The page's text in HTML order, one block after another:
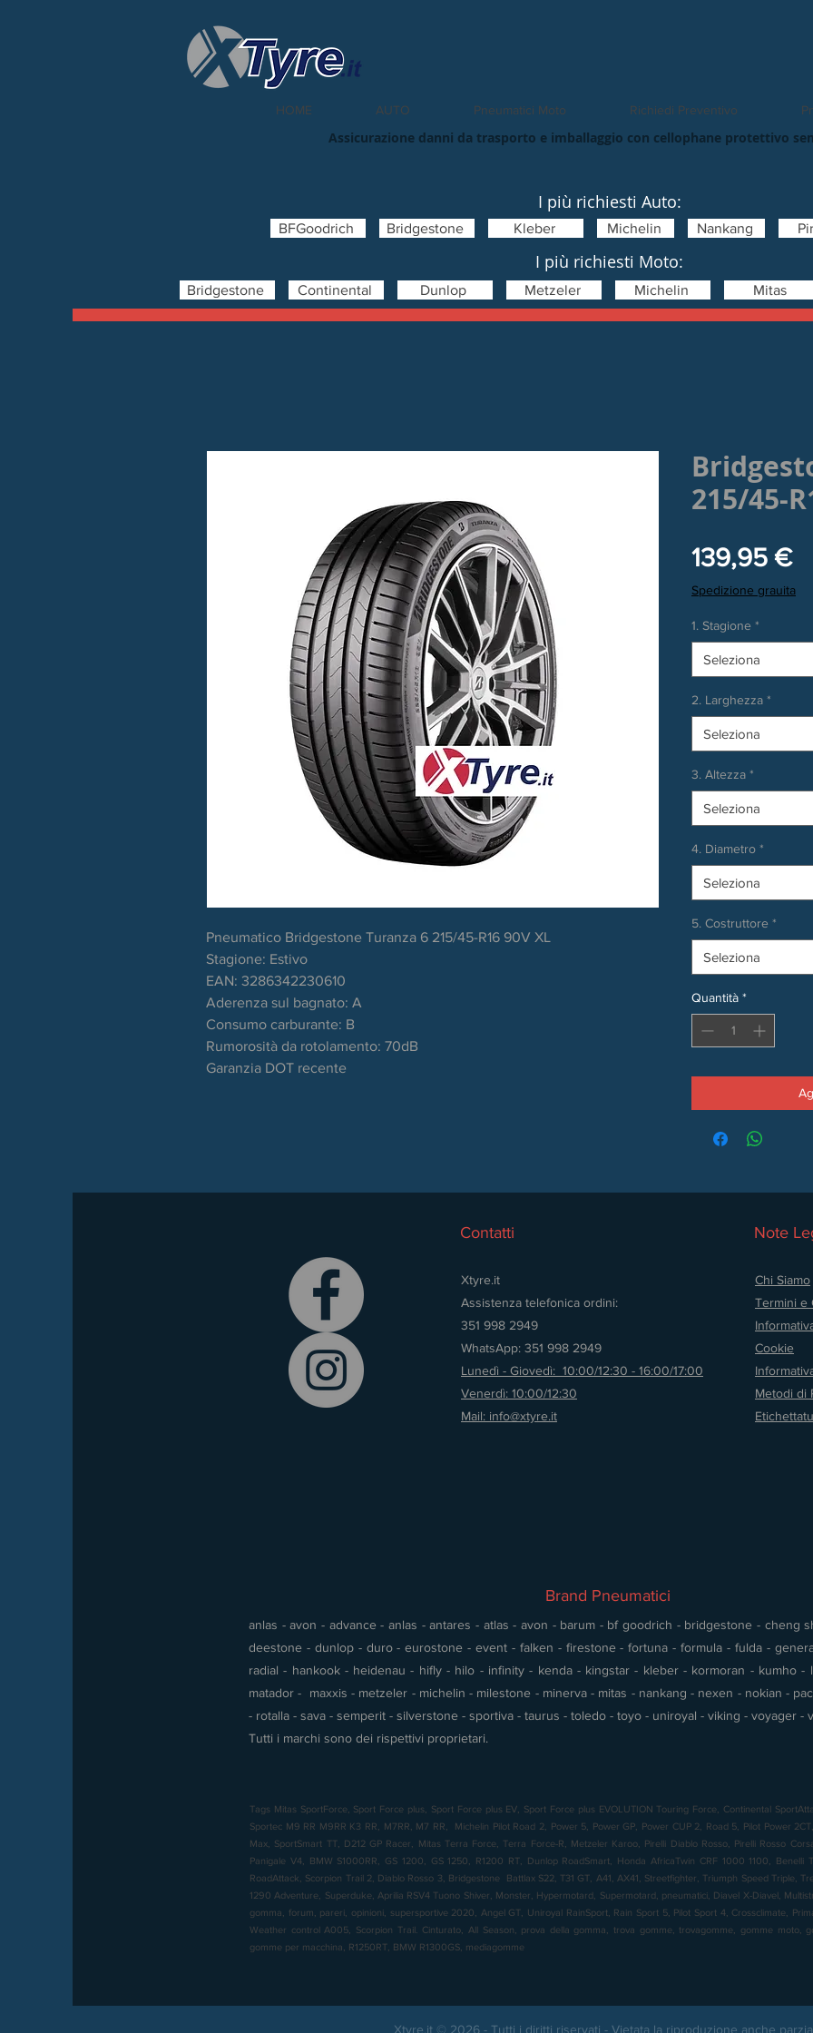
HOME AUTO Pneumatici Moto Richiedi Preventivo
Assicurazione danni da trasporto e imballaggio con cellophane protettivo
I più richiesti Auto:
BFGoodrich Bridgestone Kleber Michelin Nankang
I più richiesti Moto:
Bridgestone Continental Dunlop Metzeler Michelin Mitas
Pneumatico Bridgestone Turanza 6 215/45-R16 90V XL
Stagione: Estivo
EAN: 3286342230610
Aderenza sul bagnato: A
Consumo carburante: B
Rumorosità da rotolamento: 70dB
Garanzia DOT recente
215/45-
139,95 €
Spedizione grauita
1. Stagione *
Seleziona
2. Larghezza *
Seleziona
3. Altezza *
Seleziona
4. Diametro *
Seleziona
5. Costruttore *
Seleziona
Quantità *
Contatti
Xtyre.it
Assistenza telefonica ordini:
351 998 2949
WhatsApp: 351 998 2949
Lunedì - Giovedì: 10:00/12:30 - 16:00/17:00
Venerdì: 10:00/12:30
Mail: info@xtyre.it
Note
Chi Siamo
Termini e
Cookie
Metodi di
Brand Pneumatici
anlas - avon - advance - anlas - antares - atlas - avon - barum - bf goodrich - bridgestone - cheng
deestone - dunlop - duro - eurostone - event - falken - firestone - fortuna - formula - fulda -
radial - hankook - heidenau - hifly - hilo - infinity - kenda - kingstar - kleber - kormoran - kumho -
matador - maxxis - metzeler - michelin - milestone - minerva - mitas - nankang - nexen - nokian -
- rotalla - sava - semperit - silverstone - sportiva - taurus - toledo - toyo - uniroyal - viking - voyager -
Tutti i marchi sono dei rispettivi proprietari.
Tags Mitas SportForce, Sport Force plus, Sport Force plus EV, Sport Force plus EVOLUTION Touring Force, Continental
Sportec M9 RR M9RR K3 RR, M7RR, M7 RR, Michelin Pilot Road 2, Power 5, Power GP, Power CUP 2, Road 5, Pilot Power
Max, SportSmart TT, D212 GP Racer, Mitas Terra Force, Terra Force-R, Metzeler Karoo, Pirelli Diablo Rosso, Pirelli Rosso
Panigale V4, BMW S1000RR, GS 1200, GS 1250, R1200 RT, Dunlop RoadSmart, Honda AfricaTwin CRF 1000 1100, Benelli
RoadAttack, Scorpion Trail 2, Diablo Rosso 3, Bridgestone Battlax S22, T31 GT, A41, AX41, Streetfighter, Triumph Speed Triple,
1290 Adventure, Superduke, Aprilia RSV4 Tuono Shiver, Monster, Hypermotard, Supermotard, pneumatici, Diavel X-Diavel,
gomma, forum, pareri, opinioni, supersportive 2020, Angel GT, Uniroyal RainSport, Rain Sport 5, Pilot Sport 4, Crossclimate,
Weather control A005, Scorpion Trail. Cinturato, All Season, prova della gomma, trova gomme, trovagomme, gomme moto,
gomme per macchina, R1250RT, BMW R1300GS, mediagomme
Xtyre.it © 2026 - Tutti i diritti riservati - Vietata la riproduzione anche